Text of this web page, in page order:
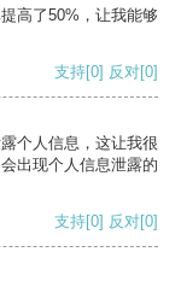
高了50%，让我能够
支持[0] 反对[0]
个人信息，这让我很
出现个人信息泄露的
支持[0] 反对[0]